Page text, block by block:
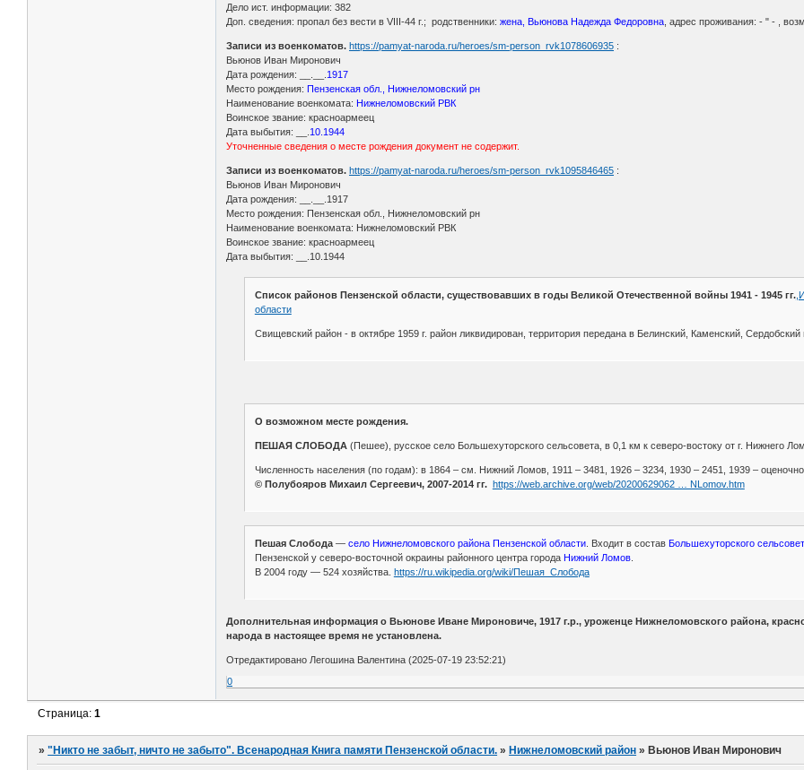
Дело ист. информации: 382
Доп. сведения: пропал без вести в VIII-44 г.; родственники:жена, Вьюнова Надежда Федоровна , адрес проживания: - " - ,
Записи из военкоматов. https://pamyat-naroda.ru/heroes/sm-person_rvk1078606935 :
Вьюнов Иван Миронович
Дата рождения: __.__. 1917
Место рождения:Пензенская обл., Нижнеломовский рн
Наименование военкомата: Нижнеломовский РВК
Воинское звание: красноармеец
Дата выбытия: __. 10.1944
Уточненные сведения о месте рождения документ не содержит.
Записи из военкоматов.https://pamyat-naroda.ru/heroes/sm-person_rvk1095846465 :
Вьюнов Иван Миронович
Дата рождения: __.__.1917
Место рождения: Пензенская обл., Нижнеломовский рн
Наименование военкомата: Нижнеломовский РВК
Воинское звание: красноармеец
Дата выбытия: __.10.1944
Список районов Пензенской области, существовавших в годы Великой Отечественной войны 1941 - 1945 гг.
области
Свищевский район - в октябре 1959 г. район ликвидирован, территория передана в Белинский, Каменский,
О возможном месте рождения.
ПЕШАЯ СЛОБОДА(Пешее), русское село Большехуторского сельсовета, в 0,1 км к северо-востоку от г. Нижнего
Численность населения (по годам): в 1864 – см. Нижний Ломов, 1911 – 3481, 1926 – 3234, 1930 – 2451, 1939 –
© Полубояров Михаил Сергеевич, 2007-2014 гг. https://web.archive.org/web/20200629062 … NLomov.htm
Пешая Слобода— село Нижнеломовского района Пензенской области. Входит в состав Большехуторского
Пензенской у северо-восточной окраины районного центра города Нижний Ломов.
В 2004 году — 524 хозяйства. https://ru.wikipedia.org/wiki/Пешая_Слобода
Дополнительная информация о Вьюнове Иване Мироновиче, 1917 г.р., уроженце Нижнеломовского района,
народа в настоящее время не установлена.
Отредактировано Легошина Валентина (2025-07-19 23:52:21)
0
Страница:1
»"Никто не забыт, ничто не забыто". Всенародная Книга памяти Пензенской области. » Нижнеломовский район » Вьюнов Иван Миронович